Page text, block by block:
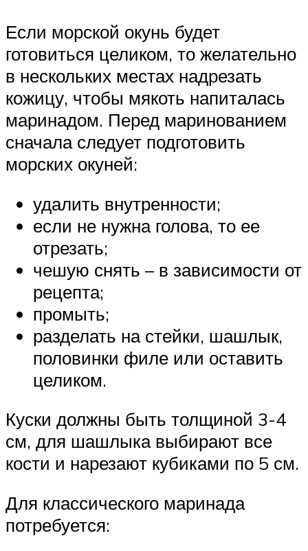
Если морской окунь будет
готовиться целиком, то желательно
в нескольких местах надрезать
кожицу, чтобы мякоть напиталась
маринадом. Перед маринованием
сначала следует подготовить
морских окуней:
удалить внутренности;
если не нужна голова, то ее
отрезать;
чешую снять – в зависимости от
рецепта;
промыть;
разделать на стейки, шашлык,
половинки филе или оставить
целиком.
Куски должны быть толщиной 3-4
см, для шашлыка выбирают все
кости и нарезают кубиками по 5 см.
Для классического маринада
потребуется: